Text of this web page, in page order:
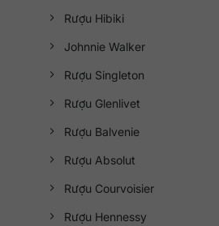
Rượu Hibiki
Johnnie Walker
Rượu Singleton
Rượu Glenlivet
Rượu Balvenie
Rượu Absolut
Rượu Courvoisier
Rượu Hennessy